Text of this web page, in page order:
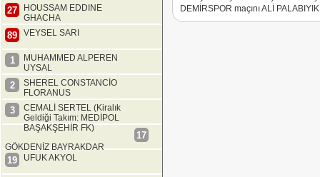
27
HOUSSAM EDDINE
GHACHA
89 VEYSEL SARI
1
MUHAMMED ALPEREN
UYSAL
2
SHEREL CONSTANCİO
FLORANUS
3
CEMALİ SERTEL (Kiralık
Geldiği Takım: MEDİPOL
BAŞAKŞEHİR FK)
17
GÖKDENİZ BAYRAKDAR
19 UFUK AKYOL
DEMİRSPOR maçını ALİ